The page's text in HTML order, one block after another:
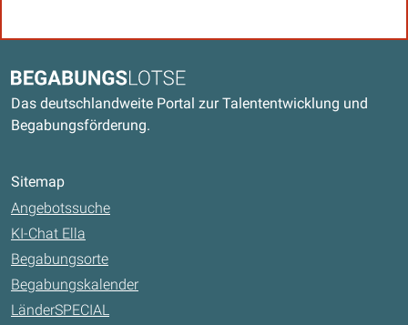
Begabungslotse
Das deutschlandweite Portal zur Talententwicklung und
Begabungsförderung.
Sitemap
Angebotssuche
KI-Chat Ella
Begabungsorte
Begabungskalender
LänderSPECIAL